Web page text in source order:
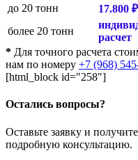
до 20 тонн
17.800
более 20 тонн
расчет
* Для точного расчета
нам по номеру +7 (968)
[html_block id="258"]
Остались вопросы?
Оставьте заявку и получите
подробную консультацию.